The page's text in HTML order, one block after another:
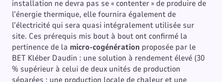
installation ne devra pas se « contenter » de produire de
l’énergie thermique, elle fournira également de
l’électricité qui sera quasi intégralement utilisée sur
site. Ces prérequis mis bout à bout ont confirmé la
pertinence de la micro-cogénération proposée par le
BET Kléber Daudin : une solution à rendement élevé (30
% supérieur à celui de deux unités de production